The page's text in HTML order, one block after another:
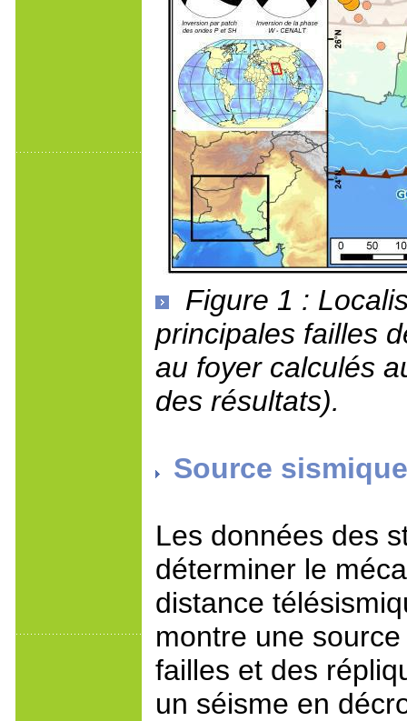
Figure 1 :
principales failles
au foyer calculés
des résultats).
Source
Les données des
déterminer le
distance
montre une
failles et des
un séisme en